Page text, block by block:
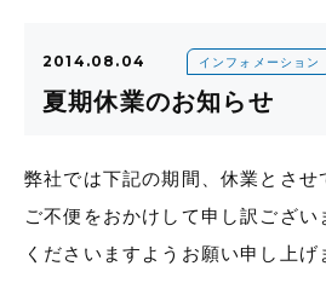
2014.08.04 インフォメーション
夏期休業のお知らせ
弊社では下記の期間、休業とさせ
ご不便をおかけして申し訳ござ
くださいますようお願い申し上げ